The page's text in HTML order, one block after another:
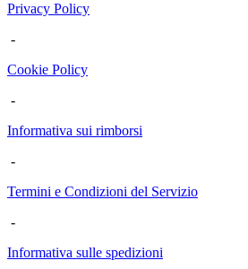
Privacy Policy
-
Cookie Policy
-
Informativa sui rimborsi
-
Termini e Condizioni del Servizio
-
Informativa sulle spedizioni